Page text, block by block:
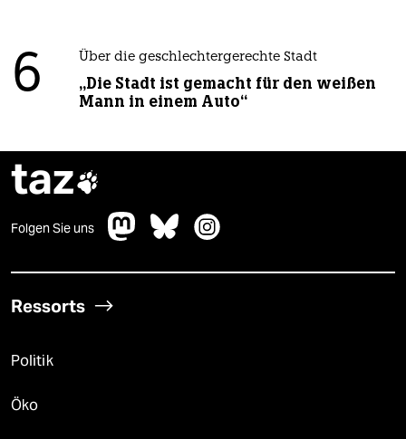
6 Über die geschlechtergerechte Stadt
„Die Stadt ist gemacht für den weißen
Mann in einem Auto“
taz
Folgen Sie uns
Ressorts
Politik
Öko